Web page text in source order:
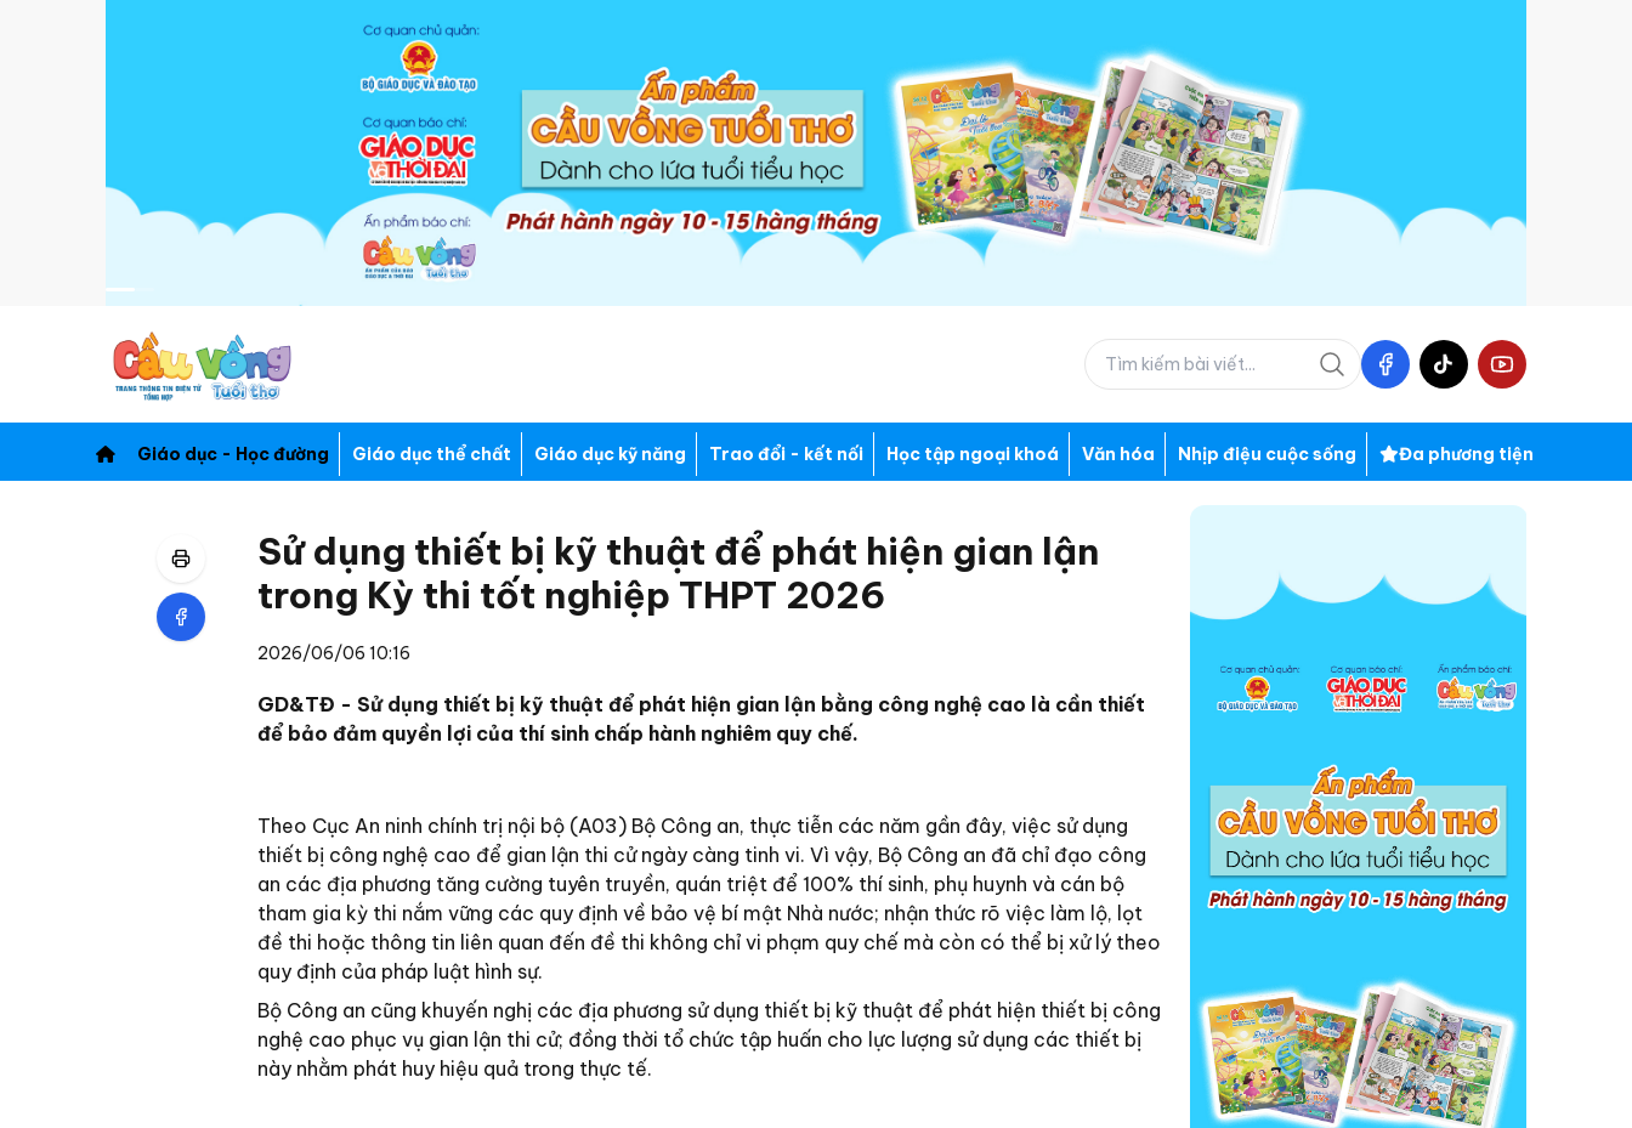
Giáo dục - Học đường Giáo dục thể chất Giáo dục kỹ năng Trao đổi - kết nối Học tập ngoại khoá Văn hóa Nhịp điệu cuộc sống Đa phương tiện
Sử dụng thiết bị kỹ thuật để phát hiện gian lận
trong Kỳ thi tốt nghiệp THPT 2026
2026/06/06 10:16
GD&TĐ - Sử dụng thiết bị kỹ thuật để phát hiện gian lận bằng công nghệ cao là cần thiết
để bảo đảm quyền lợi của thí sinh chấp hành nghiêm quy chế.
Theo Cục An ninh chính trị nội bộ (A03) Bộ Công an, thực tiễn các năm gần đây, việc sử dụng
thiết bị công nghệ cao để gian lận thi cử ngày càng tinh vi. Vì vậy, Bộ Công an đã chỉ đạo công
an các địa phương tăng cường tuyên truyền, quán triệt để 100% thí sinh, phụ huynh và cán bộ
tham gia kỳ thi nắm vững các quy định về bảo vệ bí mật Nhà nước; nhận thức rõ việc làm lộ, lọt
đề thi hoặc thông tin liên quan đến đề thi không chỉ vi phạm quy chế mà còn có thể bị xử lý theo
quy định của pháp luật hình sự.
Bộ Công an cũng khuyến nghị các địa phương sử dụng thiết bị kỹ thuật để phát hiện thiết bị công
nghệ cao phục vụ gian lận thi cử; đồng thời tổ chức tập huấn cho lực lượng sử dụng các thiết bị
này nhằm phát huy hiệu quả trong thực tế.